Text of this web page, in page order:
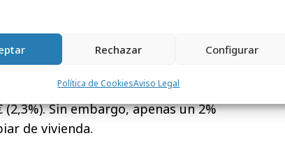
Rechazar Configurar
Política de CookiesAviso Legal
parte de los españoles
de domótica
9,2% invertiría entre 5.000 y
Sin embargo, apenas un 2%
de vivienda.